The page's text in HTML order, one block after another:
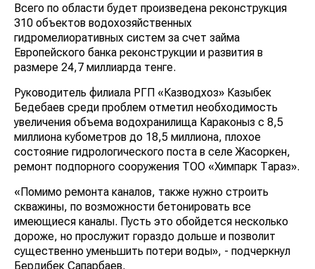
Всего по области будет произведена реконструкция
310 объектов водохозяйственных
гидромелиоративных систем за счет займа
Европейского банка реконструкции и развития в
размере 24,7 миллиарда тенге.
Руководитель филиала РГП «Казводхоз» Казыбек
Бедебаев среди проблем отметил необходимость
увеличения объема водохранилища Караконыз с 8,5
миллиона кубометров до 18,5 миллиона, плохое
состояние гидрологического поста в селе Жасоркен,
ремонт подпорного сооружения ТОО «Химпарк Тараз».
«Помимо ремонта каналов, также нужно строить
скважины, по возможности бетонировать все
имеющиеся каналы. Пусть это обойдется несколько
дороже, но прослужит гораздо дольше и позволит
существенно уменьшить потери воды», - подчеркнул
Бердибек Сапарбаев.